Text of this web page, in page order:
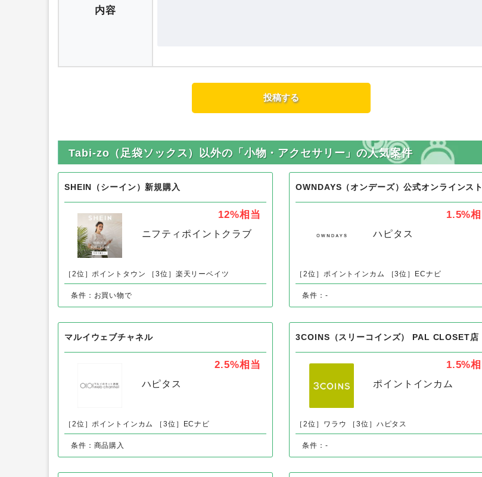
内容
Tabi-zo（足袋ソックス）以外の「小物・アクセサリー」の人気案件
SHEIN（シーイン）新規購入
12%
［2位］ポイントタウン ［3位］楽天リーベイツ
条件：お買い物で
［2位］ポイントインカム ［3位］ECナビ
条件：-